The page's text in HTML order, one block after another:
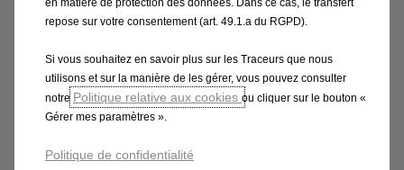
saison sur une note positive »
En savoir plus
en matière de protection des données. Dans ce cas, le transfert
repose sur votre consentement (art. 49.1.a du RGPD).
Si vous souhaitez en savoir plus sur les Traceurs que nous
utilisons et sur la manière de les gérer, vous pouvez consulter
notre Politique relative aux cookies ou cliquer sur le bouton «
Gérer mes paramètres ».
Politique de confidentialité